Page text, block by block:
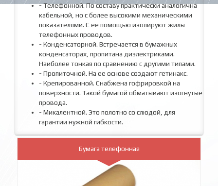
- Телефонной. По составу практически аналогична
кабельной, но с более высокими механическими
показателями. С ее помощью изолируют жилы
телефонных проводов.
- Конденсаторной. Встречается в бумажных
конденсаторах, пропитана диэлектриками.
Наиболее тонкая по сравнению с другими типами.
- Пропиточной. На ее основе создают гетинакс.
- Крепированной. Снабжена гофрировкой на
поверхности. Такой бумагой обматывают изогнутые
провода.
- Микалентной. Это полотно со слюдой, для
гарантии нужной гибкости.
Бумага телефонная